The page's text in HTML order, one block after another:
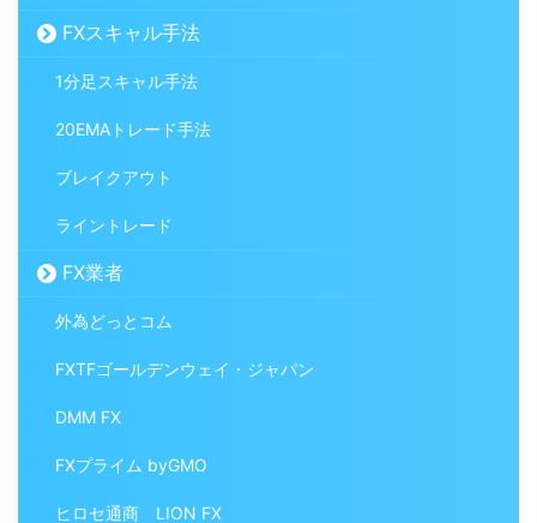
FXスキャル手法
1分足スキャル手法
20EMAトレード手法
ブレイクアウト
ライントレード
FX業者
外為どっとコム
FXTFゴールデンウェイ・ジャパン
DMM FX
FXプライム byGMO
ヒロセ通商 LION FX